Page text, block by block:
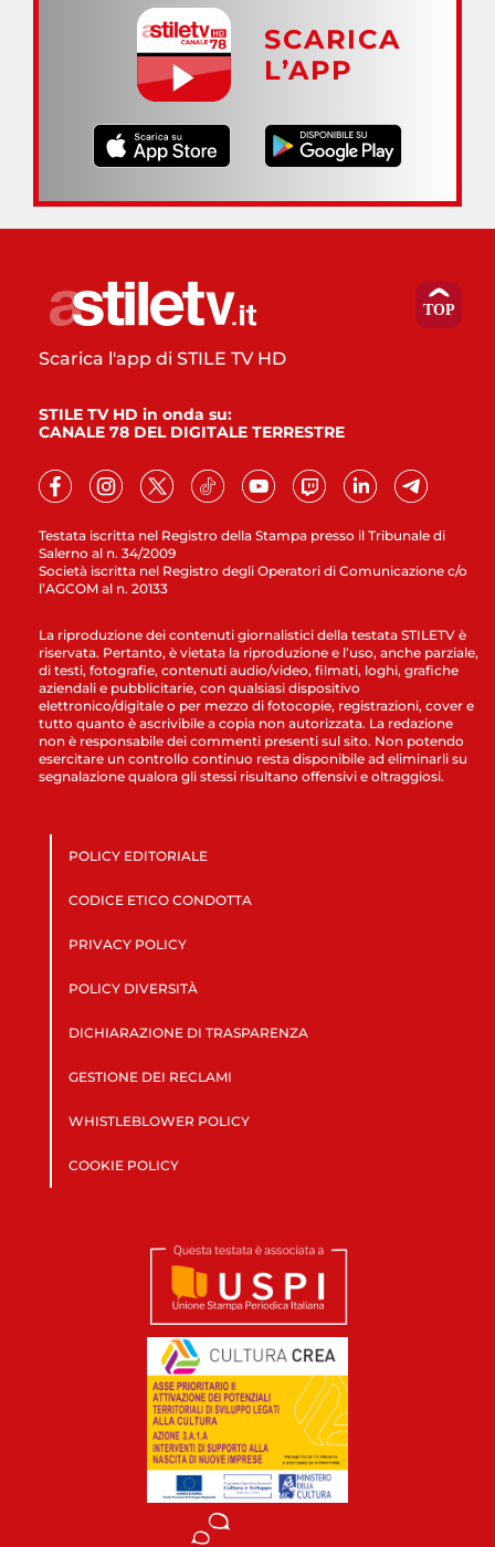
SCARICA
L’APP
Testata iscritta nel Registro della Stampa presso il Tribunale di
Salerno al n. 34/2009
Società iscritta nel Registro degli Operatori di Comunicazione c/o
l’AGCOM al n. 20133
Scarica l'app di STILE TV HD
STILE TV HD in onda su:
CANALE 78 DEL DIGITALE TERRESTRE
La riproduzione dei contenuti giornalistici della testata STILETV è
riservata. Pertanto, è vietata la riproduzione e l’uso, anche parziale,
di testi, fotografie, contenuti audio/video, filmati, loghi, grafiche
aziendali e pubblicitarie, con qualsiasi dispositivo
elettronico/digitale o per mezzo di fotocopie, registrazioni, cover e
tutto quanto è ascrivibile a copia non autorizzata. La redazione
non è responsabile dei commenti presenti sul sito. Non potendo
esercitare un controllo continuo resta disponibile ad eliminarli su
segnalazione qualora gli stessi risultano offensivi e oltraggiosi.
POLICY EDITORIALE
CODICE ETICO CONDOTTA
PRIVACY POLICY
POLICY DIVERSITÀ
DICHIARAZIONE DI TRASPARENZA
GESTIONE DEI RECLAMI
WHISTLEBLOWER POLICY
COOKIE POLICY